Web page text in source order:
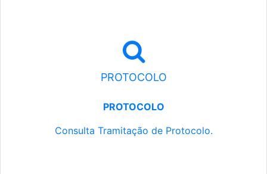
PROTOCOLO
PROTOCOLO
Consulta Tramitação de Protocolo.